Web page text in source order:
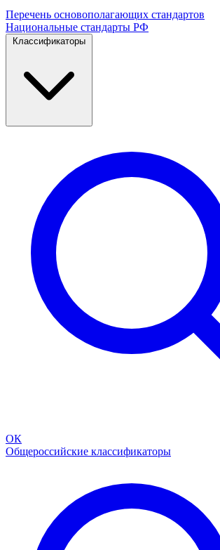
Перечень основополагающих стандартов
Национальные стандарты РФ
Классификаторы
ОК
Общероссийские классификаторы